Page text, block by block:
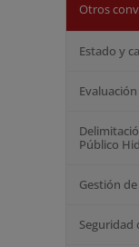
Otros
Estado y
Público
Gestión
Seguridad